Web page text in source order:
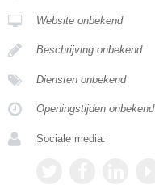
Website onbekend
Beschrijving onbekend
Diensten onbekend
Openingstijden onbekend
Sociale media: